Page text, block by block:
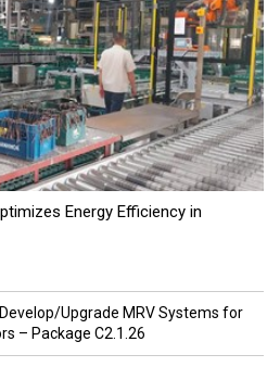
Energy Efficiency in
Upgrade MRV Systems for
– Package C2.1.26